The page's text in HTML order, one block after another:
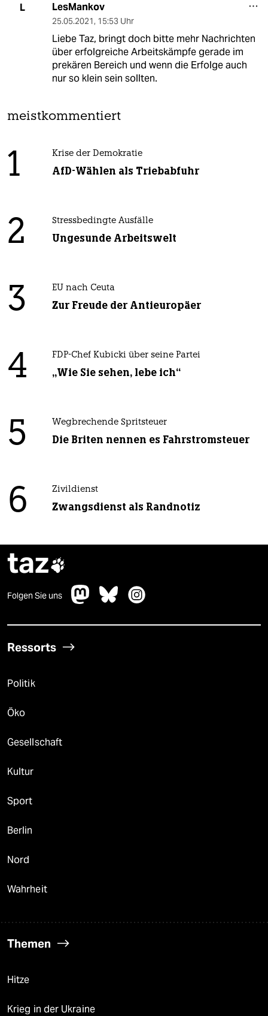
L LesMankov
25.05.2021, 15:53 Uhr
Liebe Taz, bringt doch bitte mehr Nachrichten
über erfolgreiche Arbeitskämpfe gerade im
prekären Bereich und wenn die Erfolge auch
nur so klein sein sollten.
meistkommentiert
1 Krise der Demokratie
AfD-Wählen als Triebabfuhr
2 Stressbedingte Ausfälle
Ungesunde Arbeitswelt
3 EU nach Ceuta
Zur Freude der Antieuropäer
4 FDP-Chef Kubicki über seine Partei
„Wie Sie sehen, lebe ich“
5 Wegbrechende Spritsteuer
Die Briten nennen es Fahrstromsteuer
6 Zivildienst
Zwangsdienst als Randnotiz
taz
Folgen Sie uns
Ressorts
Politik
Öko
Gesellschaft
Kultur
Sport
Berlin
Nord
Wahrheit
Themen
Hitze
Krieg in der Ukraine